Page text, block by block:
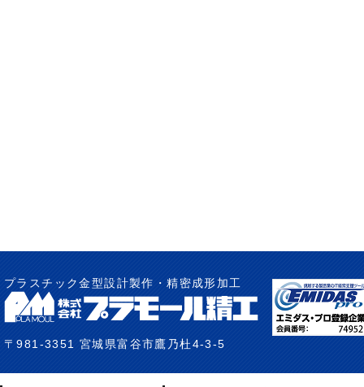
プラスチック金型設計製作・精密成形加工
〒981-3351 宮城県富谷市鷹乃杜4-3-5